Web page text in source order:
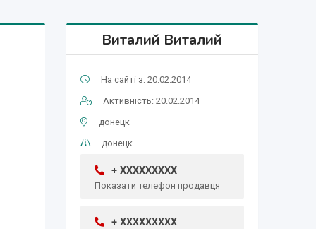
Виталий Виталий
На сайті з: 20.02.2014
Активність: 20.02.2014
донецк
донецк
+ XXXXXXXXX
Показати телефон продавця
+ XXXXXXXXX